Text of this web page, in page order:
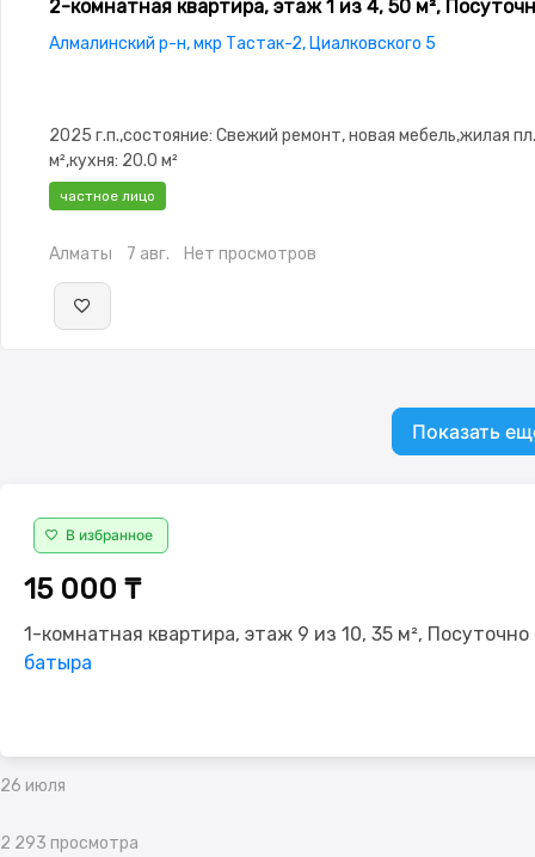
2-комнатная квартира, этаж 1 из 4, 50 м²,
Алмалинский р-н, мкр Тастак-2, Циалковского 5
2025 г.п.,состояние: Свежий ремонт, новая мебель,жилая
м²,кухня: 20.0 м²
частное лицо
Алматы 7 авг. Нет просмотров
Показать
В избранное
15 000 ₸
1-комнатная квартира, этаж 9 из 10, 35 м²,
батыра
26 июля
2 293 просмотра